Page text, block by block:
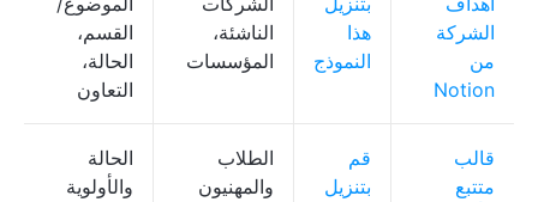
الشركة
من
Notion
هذا
النموذج
الناشئة،
المؤسسات
القسم،
الحالة،
التعاون
قالب
متتبع
قم
بتنزيل
الطلاب
والمهنيون
الحالة
والأولوية